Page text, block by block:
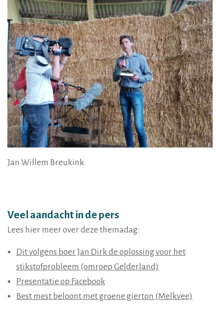
Jan Willem Breukink
Veel aandacht in de pers
Lees hier meer over deze themadag:
Dit volgens boer Jan Dirk de oplossing voor het
stikstofprobleem (omroep Gelderland)
Presentatie op Facebook
Best mest beloont met groene gierton (Melkvee)